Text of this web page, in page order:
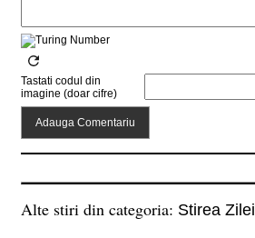
Tastati codul din
imagine (doar cifre)
Alte stiri din categoria: Stirea Zilei